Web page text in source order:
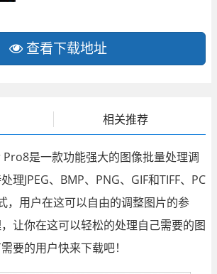
查看下载地址
相关推荐
是一款功能强大的图像批量处理调
理JPEG、BMP、PNG、GIF和TIFF、PC
，用户在这可以自由的调整图片的参
让你在这可以轻松的处理自己需要的图
要的用户快来下载吧！